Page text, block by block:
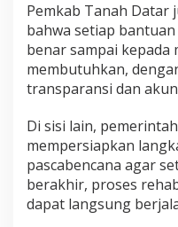
Pemkab Tanah Datar
bahwa setiap
benar sampai kepada
membutuhkan,
transparansi dan
Di sisi lain,
mempersiapkan
pascabencana agar
berakhir, proses
dapat langsung